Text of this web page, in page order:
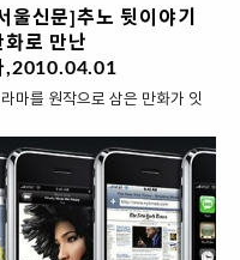
울신문]추노 뒷이야기
화로 만난
,2010.04.01
마를 원작으로 삼은 만화가 잇
영화로 만들어지는 경우는 잦
도 역류(逆流)는 흔치 않다. 게다
드라마 내용을 그대로 따라간 것
아닌, 각색을 곁들인 외전(外傳)
번외편이다. 하나의 콘텐츠를